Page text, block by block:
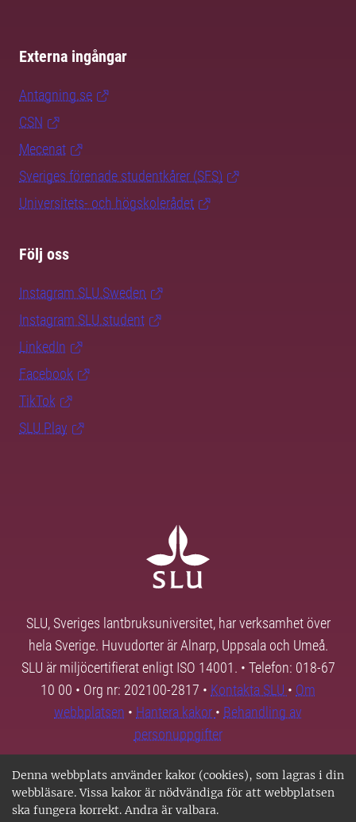
Denna webbplats använder kakor (cookies), som lagras i din
webbläsare. Vissa kakor är nödvändiga för att webbplatsen
ska fungera korrekt. Andra är valbara.
Externa ingångar
Antagning.se
CSN
Mecenat
Sveriges förenade studentkårer (SFS)
Universitets- och högskolerådet
Följ oss
Instagram SLU.Sweden
Instagram SLU.student
LinkedIn
Facebook
TikTok
SLU Play
SLU, Sveriges lantbruksuniversitet, har verksamhet över
hela Sverige. Huvudorter är Alnarp, Uppsala och Umeå.
SLU är miljöcertifierat enligt ISO 14001. • Telefon: 018-67
10 00 • Org nr: 202100-2817 • Kontakta SLU • Om
webbplatsen • Hantera kakor • Behandling av
personuppgifter